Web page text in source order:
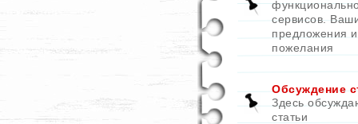
сервисов.
предложения и
пожелания
Обсуждение
Здесь
статьи